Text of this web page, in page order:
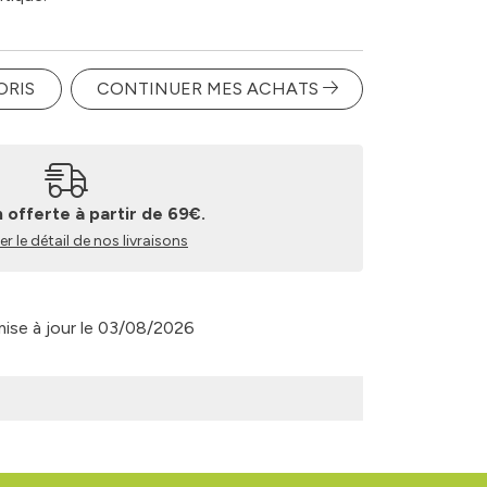
ou directement dans la bouche.
6 fois par jour.
de la chaleur (<25°C)
:
CONTINUER MES ACHATS
offerte à partir de 69€.
le détail de nos livraisons
à jour le 03/08/2026